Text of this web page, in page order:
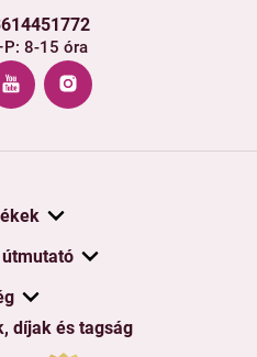
8-15 óra
díjak és tagság